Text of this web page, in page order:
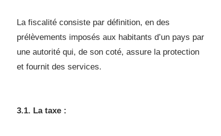
La fiscalité consiste par définition, en des
prélèvements imposés aux habitants d’un pays par
une autorité qui, de son coté, assure la protection
et fournit des services.
3.1. La taxe :